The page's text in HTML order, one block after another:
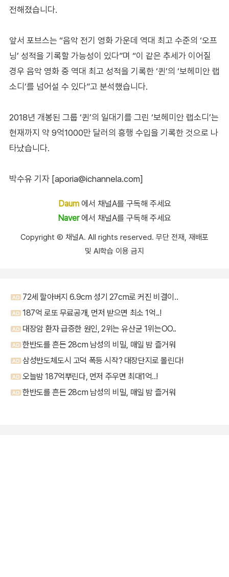
전해졌습니다.
앞서 포브스는 “음악 전기 영화 가운데 역대 최고 수준의 ‘오프
닝’ 성적을 기록할 가능성이 있다”며 “이 같은 추세가 이어질
경우 음악 영화 중 역대 최고 성적을 기록한 ‘퀸’의 ‘보헤미안 랩
소디’를 넘어설 수 있다”고 분석했습니다.
2018년 개봉된 그룹 ‘퀸’의 일대기를 그린 ‘보헤미안 랩소디’는
현재까지 약 9억1000만 달러의 흥행 수입을 기록한 것으로 나
타났습니다.
박수유 기자 [aporia@ichannela.com]
Daum에서 채널A를 구독해 주세요
Naver에서 채널A를 구독해 주세요
Copyright Ⓒ 채널A. All rights reserved. 무단 전재, 재배포
및 AI학습 이용 금지